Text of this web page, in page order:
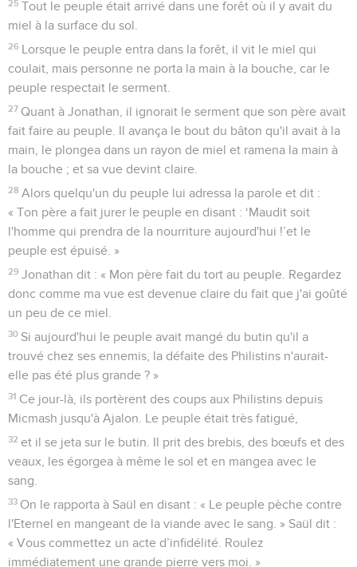
25 Tout le peuple était arrivé dans une forêt où il y avait du
miel à la surface du sol.
26 Lorsque le peuple entra dans la forêt, il vit le miel qui
coulait, mais personne ne porta la main à la bouche, car le
peuple respectait le serment.
27 Quant à Jonathan, il ignorait le serment que son père avait
fait faire au peuple. Il avança le bout du bâton qu'il avait à la
main, le plongea dans un rayon de miel et ramena la main à
la bouche ; et sa vue devint claire.
28 Alors quelqu'un du peuple lui adressa la parole et dit :
« Ton père a fait jurer le peuple en disant : ‘Maudit soit
l'homme qui prendra de la nourriture aujourd'hui !’et le
peuple est épuisé. »
29 Jonathan dit : « Mon père fait du tort au peuple. Regardez
donc comme ma vue est devenue claire du fait que j'ai goûté
un peu de ce miel.
30 Si aujourd'hui le peuple avait mangé du butin qu'il a
trouvé chez ses ennemis, la défaite des Philistins n'aurait-
elle pas été plus grande ? »
31 Ce jour-là, ils portèrent des coups aux Philistins depuis
Micmash jusqu'à Ajalon. Le peuple était très fatigué,
32 et il se jeta sur le butin. Il prit des brebis, des bœufs et des
veaux, les égorgea à même le sol et en mangea avec le
sang.
33 On le rapporta à Saül en disant : « Le peuple pèche contre
l'Eternel en mangeant de la viande avec le sang. » Saül dit :
« Vous commettez un acte d’infidélité. Roulez
immédiatement une grande pierre vers moi. »